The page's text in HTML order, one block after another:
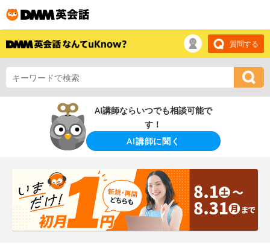
質問する
AI講師ならいつでも相談可能で
す！
AI講師に聞く